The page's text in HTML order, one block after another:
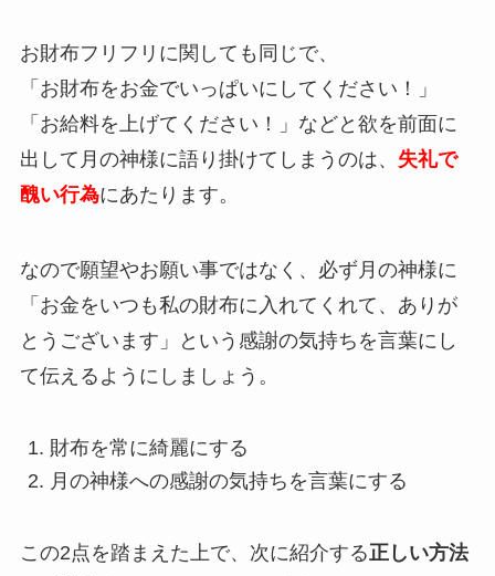
お財布フリフリに関しても同じで、
「お財布をお金でいっぱいにしてください！」
「お給料を上げてください！」などと欲を前面に
出して月の神様に語り掛けてしまうのは、 失礼で
醜い行為にあたります。
なので願望やお願い事ではなく、必ず月の神様に
「お金をいつも私の財布に入れてくれて、ありが
とうございます」という感謝の気持ちを言葉にし
て伝えるようにしましょう。
財布を常に綺麗にする
月の神様への感謝の気持ちを言葉にする
この2点を踏まえた上で、次に紹介する正しい方法